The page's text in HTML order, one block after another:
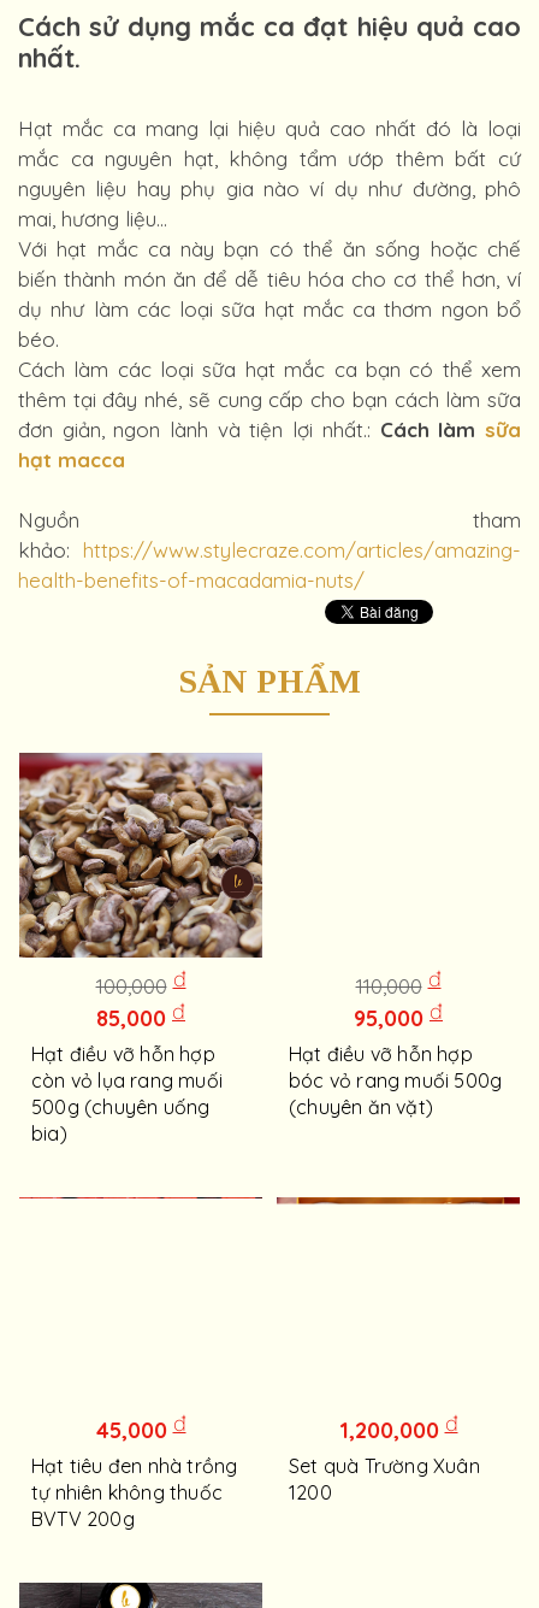
Cách sử dụng mắc ca đạt hiệu quả cao
nhất.
Hạt mắc ca mang lại hiệu quả cao nhất đó là loại
mắc ca nguyên hạt, không tẩm ướp thêm bất cứ
nguyên liệu hay phụ gia nào ví dụ như đường, phô
mai, hương liệu...
Với hạt mắc ca này bạn có thể ăn sống hoặc chế
biến thành món ăn để dễ tiêu hóa cho cơ thể hơn, ví
dụ như làm các loại sữa hạt mắc ca thơm ngon bổ
béo.
Cách làm các loại sữa hạt mắc ca bạn có thể xem
thêm tại đây nhé, sẽ cung cấp cho bạn cách làm sữa
đơn giản, ngon lành và tiện lợi nhất.: Cách làmsữa
hạt macca
Nguồn tham
khảo: https://www.stylecraze.com/articles/amazing-
health-benefits-of-macadamia-nuts/
SẢN PHẨM
100,000 đ
85,000 đ
Hạt điều vỡ hỗn hợp
còn vỏ lụa rang muối
500g (chuyên uống
bia)
110,000 đ
95,000 đ
Hạt điều vỡ hỗn hợp
bóc vỏ rang muối 500g
(chuyên ăn vặt)
45,000 đ
Hạt tiêu đen nhà trồng
tự nhiên không thuốc
BVTV 200g
1,200,000 đ
Set quà Trường Xuân
1200